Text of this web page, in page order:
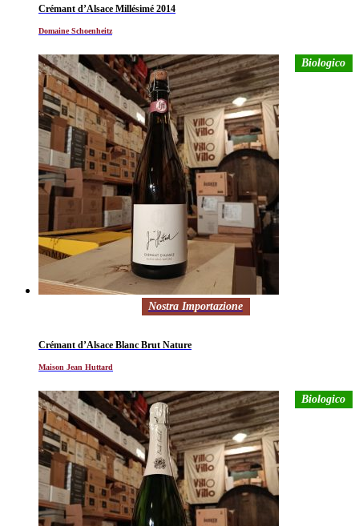
Crémant d’Alsace Millésimé 2014
Domaine Schoenheitz
Biologico
Nostra Importazione
Crémant d’Alsace Blanc Brut Nature
Maison Jean Huttard
Biologico